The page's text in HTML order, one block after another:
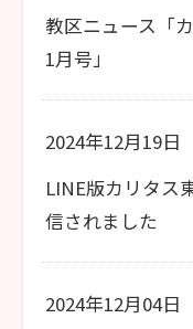
教区ニュース「
1月号」
2024年12月19日
LINE版カリタス
信されました
2024年12月04日